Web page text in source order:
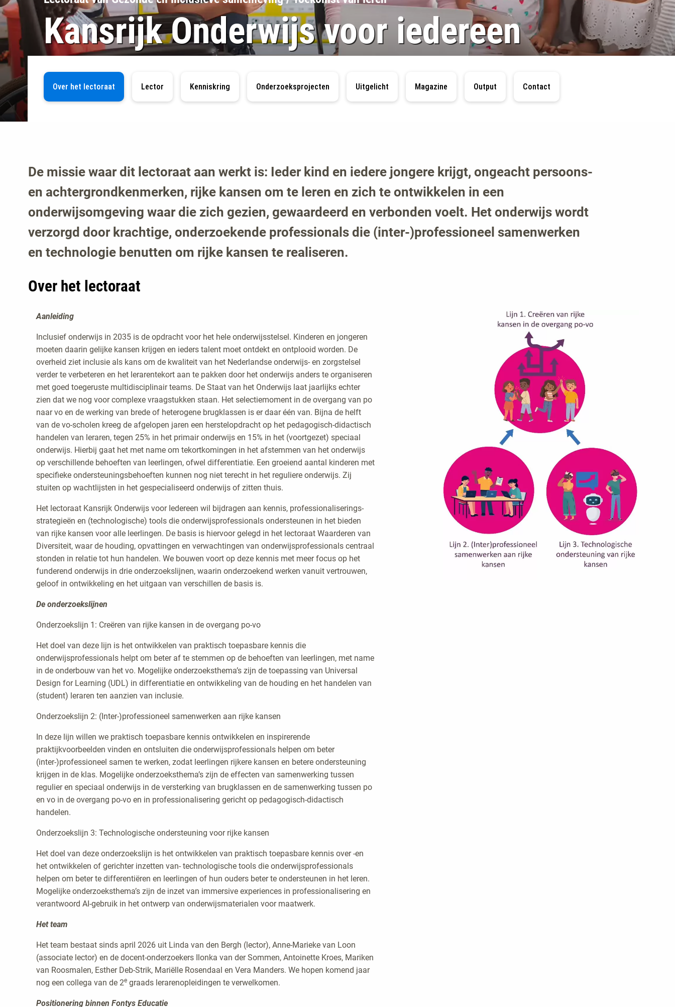
Kansrijk Onderwijs voor iedereen
Over het lectoraat Lector Kenniskring Onderzoeksprojecten Uitgelicht Magazine Output Contact
De missie waar dit lectoraat aan werkt is: Ieder kind en iedere jongere krijgt, ongeacht persoons-
en achtergrondkenmerken, rijke kansen om te leren en zich te ontwikkelen in een
onderwijsomgeving waar die zich gezien, gewaardeerd en verbonden voelt. Het onderwijs wordt
verzorgd door krachtige, onderzoekende professionals die (inter-)professioneel samenwerken
en technologie benutten om rijke kansen te realiseren.
Over het lectoraat
Aanleiding
Inclusief onderwijs in 2035 is de opdracht voor het hele onderwijsstelsel. Kinderen en jongeren
moeten daarin gelijke kansen krijgen en ieders talent moet ontdekt en ontplooid worden. De
overheid ziet inclusie als kans om de kwaliteit van het Nederlandse onderwijs- en zorgstelsel
verder te verbeteren en het lerarentekort aan te pakken door het onderwijs anders te organiseren
met goed toegeruste multidisciplinair teams. De Staat van het Onderwijs laat jaarlijks echter
zien dat we nog voor complexe vraagstukken staan. Het selectiemoment in de overgang van po
naar vo en de werking van brede of heterogene brugklassen is er daar één van. Bijna de helft
van de vo-scholen kreeg de afgelopen jaren een herstelopdracht op het pedagogisch-didactisch
handelen van leraren, tegen 25% in het primair onderwijs en 15% in het (voortgezet) speciaal
onderwijs. Hierbij gaat het met name om tekortkomingen in het afstemmen van het onderwijs
op verschillende behoeften van leerlingen, ofwel differentiatie. Een groeiend aantal kinderen met
specifieke ondersteuningsbehoeften kunnen nog niet terecht in het reguliere onderwijs. Zij
stuiten op wachtlijsten in het gespecialiseerd onderwijs of zitten thuis.
Het lectoraat Kansrijk Onderwijs voor Iedereen wil bijdragen aan kennis, professionaliserings-
strategieën en (technologische) tools die onderwijsprofessionals ondersteunen in het bieden
van rijke kansen voor alle leerlingen. De basis is hiervoor gelegd in het lectoraat Waarderen van
Diversiteit, waar de houding, opvattingen en verwachtingen van onderwijsprofessionals centraal
stonden in relatie tot hun handelen. We bouwen voort op deze kennis met meer focus op het
funderend onderwijs in drie onderzoekslijnen, waarin onderzoekend werken vanuit vertrouwen,
geloof in ontwikkeling en het uitgaan van verschillen de basis is.
De onderzoekslijnen
Onderzoekslijn 1: Creëren van rijke kansen in de overgang po-vo
Het doel van deze lijn is het ontwikkelen van praktisch toepasbare kennis die
onderwijsprofessionals helpt om beter af te stemmen op de behoeften van leerlingen, met name
in de onderbouw van het vo. Mogelijke onderzoeksthema’s zijn de toepassing van Universal
Design for Learning (UDL) in differentiatie en ontwikkeling van de houding en het handelen van
(student) leraren ten aanzien van inclusie.
Onderzoekslijn 2: (Inter-)professioneel samenwerken aan rijke kansen
In deze lijn willen we praktisch toepasbare kennis ontwikkelen en inspirerende
praktijkvoorbeelden vinden en ontsluiten die onderwijsprofessionals helpen om beter
(inter-)professioneel samen te werken, zodat leerlingen rijkere kansen en betere ondersteuning
krijgen in de klas. Mogelijke onderzoeksthema’s zijn de effecten van samenwerking tussen
regulier en speciaal onderwijs in de versterking van brugklassen en de samenwerking tussen po
en vo in de overgang po-vo en in professionalisering gericht op pedagogisch-didactisch
handelen.
Onderzoekslijn 3: Technologische ondersteuning voor rijke kansen
Het doel van deze onderzoekslijn is het ontwikkelen van praktisch toepasbare kennis over -en
het ontwikkelen of gerichter inzetten van- technologische tools die onderwijsprofessionals
helpen om beter te differentiëren en leerlingen of hun ouders beter te ondersteunen in het leren.
Mogelijke onderzoeksthema’s zijn de inzet van immersive experiences in professionalisering en
verantwoord AI-gebruik in het ontwerp van onderwijsmaterialen voor maatwerk.
Het team
Het team bestaat sinds april 2026 uit Linda van den Bergh (lector), Anne-Marieke van Loon
(associate lector) en de docent-onderzoekers Ilonka van der Sommen, Antoinette Kroes, Mariken
van Roosmalen, Esther Deb-Strik, Mariëlle Rosendaal en Vera Manders. We hopen komend jaar
nog een collega van de 2e graads lerarenopleidingen te verwelkomen.
Positionering binnen Fontys Educatie